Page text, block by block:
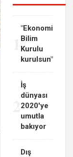
"Ekonomi
Bilim
Kurulu
kurulsun"
İş
dünyası
2020'ye
umutla
bakıyor
Dış